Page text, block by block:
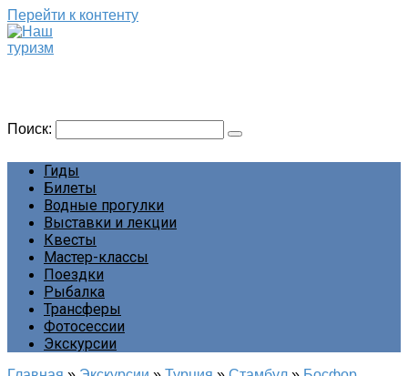
Перейти к контенту
Поиск:
Гиды
Билеты
Водные прогулки
Выставки и лекции
Квесты
Мастер-классы
Поездки
Рыбалка
Трансферы
Фотосессии
Экскурсии